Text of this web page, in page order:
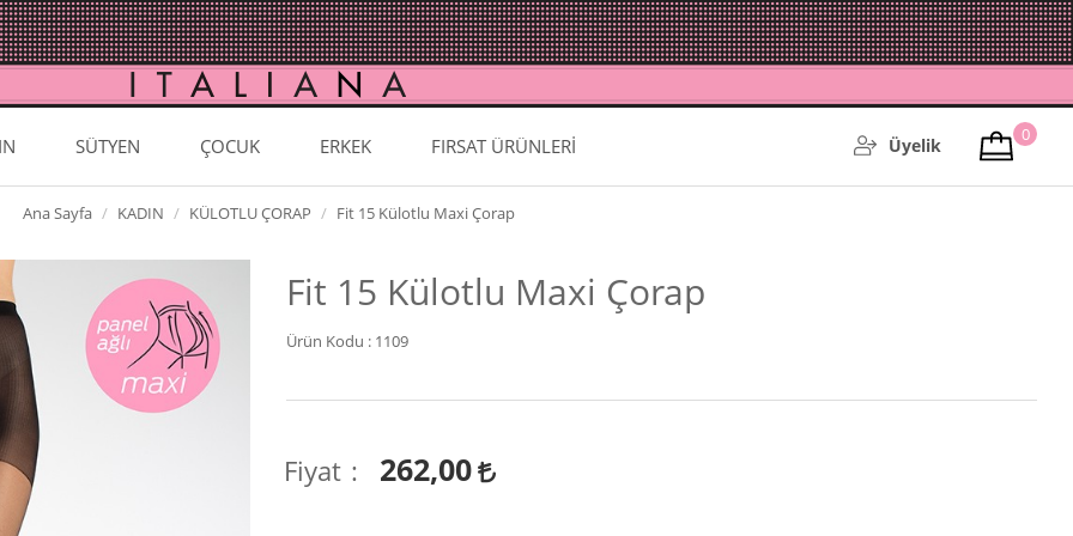
SÜTYEN ÇOCUK ERKEK FIRSAT ÜRÜNLERİ Üyelik 0
Ana Sayfa KADIN KÜLOTLU ÇORAP Fit 15 Külotlu Maxi Çorap
Fit 15 Külotlu Maxi Çorap
Ürün Kodu : 1109
Fiyat 262,00